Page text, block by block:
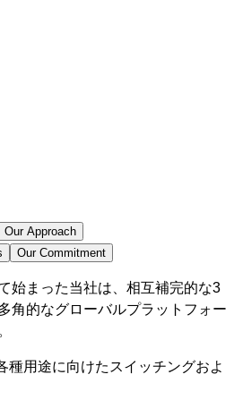
Our Approach
Our Commitment
始まった当社は、相互補完的な3
角的なグローバルプラットフォー
種用途に向けたスイッチングおよ